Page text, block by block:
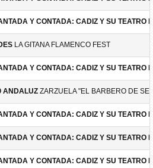
Y CONTADA: CADIZ Y SU TEATRO
LA GITANA FLAMENCO FEST
Y CONTADA: CADIZ Y SU TEATRO
ANDALUZ ZARZUELA "EL BARBERO DE
Y CONTADA: CADIZ Y SU TEATRO
Y CONTADA: CADIZ Y SU TEATRO
Y CONTADA: CADIZ Y SU TEATRO